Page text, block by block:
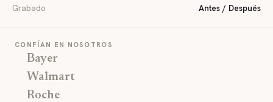
Grabado Antes / Después
CONFÍAN EN NOSOTROS
Bayer
Walmart
Roche